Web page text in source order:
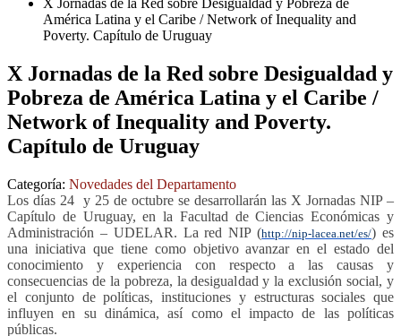
América Latina y el Caribe / Network of Inequality and
Poverty. Capítulo de Uruguay
X Jornadas de la Red sobre Desigualdad y
Pobreza de América Latina y el Caribe /
Network of Inequality and Poverty.
Capítulo de Uruguay
Categoría: Novedades del Departamento
Los días 24 y 25 de octubre se desarrollarán las X Jornadas NIP –
Capítulo de Uruguay, en la Facultad de Ciencias Económicas y
Administración – UDELAR. La red NIP (http://nip-lacea.net/es/) es
una iniciativa que tiene como objetivo avanzar en el estado del
conocimiento y experiencia con respecto a las causas y
consecuencias de la pobreza, la desigualdad y la exclusión social, y
el conjunto de políticas, instituciones y estructuras sociales que
influyen en su dinámica, así como el impacto de las políticas
públicas.